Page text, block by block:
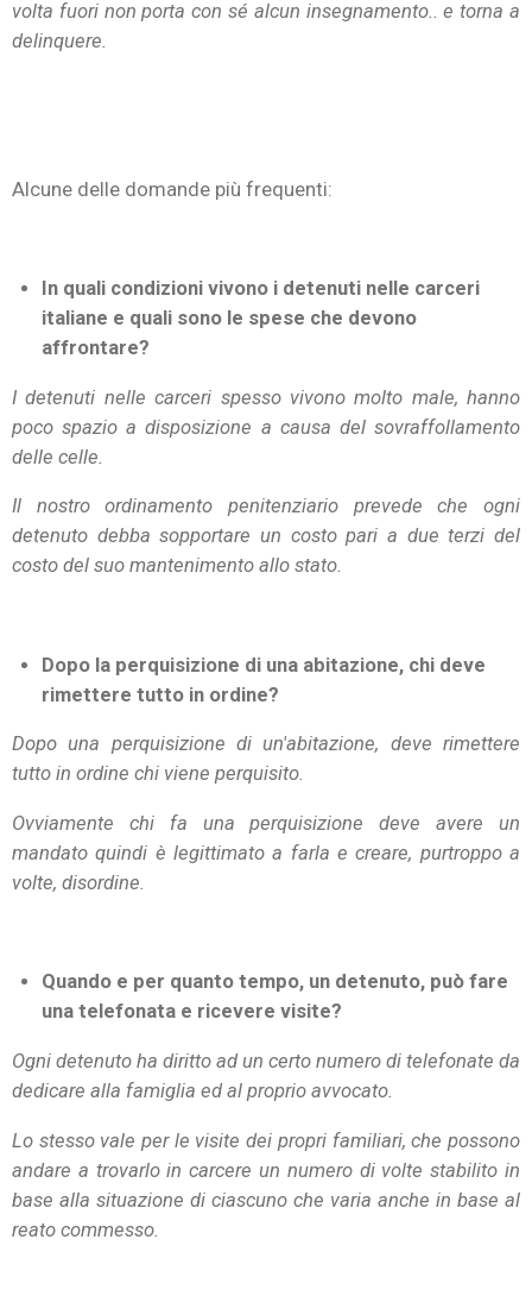
volta fuori non porta con sé alcun insegnamento.. e torna a
delinquere.
Alcune delle domande più frequenti:
In quali condizioni vivono i detenuti nelle carceri
italiane e quali sono le spese che devono
affrontare?
I detenuti nelle carceri spesso vivono molto male, hanno
poco spazio a disposizione a causa del sovraffollamento
delle celle.
Il nostro ordinamento penitenziario prevede che ogni
detenuto debba sopportare un costo pari a due terzi del
costo del suo mantenimento allo stato.
Dopo la perquisizione di una abitazione, chi deve
rimettere tutto in ordine?
Dopo una perquisizione di un'abitazione, deve rimettere
tutto in ordine chi viene perquisito.
Ovviamente chi fa una perquisizione deve avere un
mandato quindi è legittimato a farla e creare, purtroppo a
volte, disordine.
Quando e per quanto tempo, un detenuto, può fare
una telefonata e ricevere visite?
Ogni detenuto ha diritto ad un certo numero di telefonate da
dedicare alla famiglia ed al proprio avvocato.
Lo stesso vale per le visite dei propri familiari, che possono
andare a trovarlo in carcere un numero di volte stabilito in
base alla situazione di ciascuno che varia anche in base al
reato commesso.